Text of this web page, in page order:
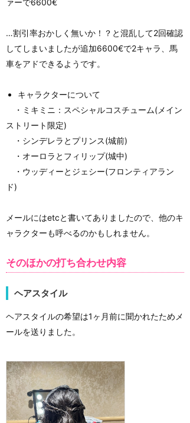
…割引率おかしく無いか！？と混乱して2回確認
してしまいましたが追加6600€で2キャラ、馬
車をアドできるようです。
キャラクターについて
・ミキミニ：スペシャルコスチューム(メイン
ストリート限定)
・シンデレラとプリンス(城前)
・オーロラとフィリップ(城中)
・ウッディーとジェシー(フロンティアラン
ド)
メールにはetcと書いてありましたので、他のキ
ャラクターも呼べるのかもしれません。
そのほかの打ち合わせ内容
ヘアスタイル
ヘアスタイルの希望は1ヶ月前に聞かれたためメ
ールを送りました。